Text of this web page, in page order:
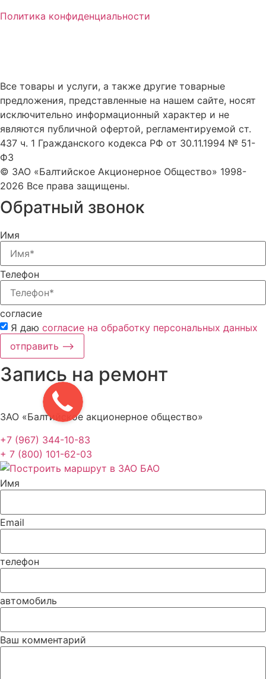
Политика конфиденциальности
Все товары и услуги, а также другие товарные
предложения, представленные на нашем сайте, носят
исключительно информационный характер и не
являются публичной офертой, регламентируемой ст.
437 ч. 1 Гражданского кодекса РФ от 30.11.1994 № 51-
ФЗ
© ЗАО «Балтийское Акционерное Общество» 1998-
2026 Все права защищены.
Обратный звонок
Имя
Телефон
согласие
Я даю согласие на обработку персональных данных
отправить ⟶
Запись на ремонт
ЗАО «Балтийское акционерное общество»
+7 (967) 344-10-83
+ 7 (800) 101-62-03
Имя
Email
телефон
автомобиль
Ваш комментарий